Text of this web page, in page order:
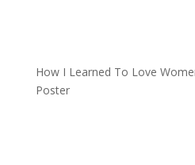
How I Learned To Love
Poster